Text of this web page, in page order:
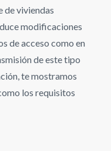
de viviendas
modificaciones
de acceso como en
de este tipo
te mostramos
los requisitos